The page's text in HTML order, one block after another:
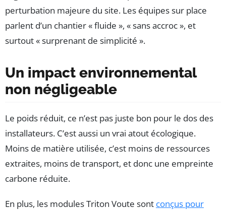
perturbation majeure du site. Les équipes sur place
parlent d’un chantier « fluide », « sans accroc », et
surtout « surprenant de simplicité ».
Un impact environnemental
non négligeable
Le poids réduit, ce n’est pas juste bon pour le dos des
installateurs. C’est aussi un vrai atout écologique.
Moins de matière utilisée, c’est moins de ressources
extraites, moins de transport, et donc une empreinte
carbone réduite.
En plus, les modules Triton Voute sont conçus pour